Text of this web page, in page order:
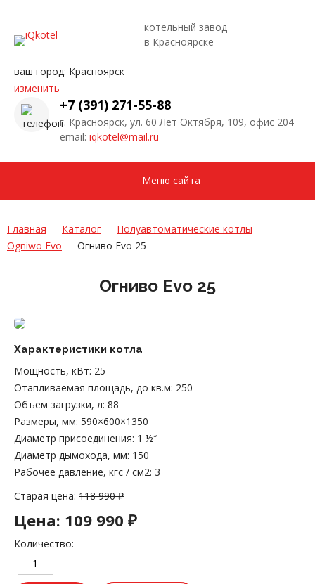
котельный завод
в Красноярске
ваш город: Красноярск
изменить
+7 (391) 271-55-88
г. Красноярск, ул. 60 Лет Октября, 109, офис 204
email: iqkotel@mail.ru
Меню сайта
Главная Каталог
Полуавтоматические котлы
Ogniwo Evo
Огниво Evo 25
Огниво Evo 25
Характеристики котла
Мощность, кВт: 25
Отапливаемая площадь, до кв.м: 250
Объем загрузки, л: 88
Размеры, мм: 590×600×1350
Диаметр присоединения: 1 ½″
Диаметр дымохода, мм: 150
Рабочее давление, кгс / см2: 3
Старая цена: 118 990 ₽
Цена: 109 990 ₽
Количество: